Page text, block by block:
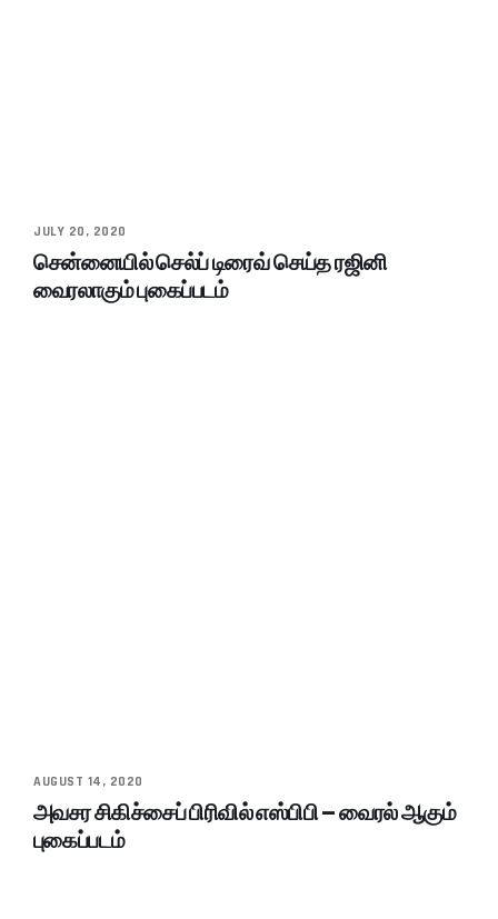
JULY 20, 2020
சென்னையில் செல்ப் டிரைவ் செய்த ரஜினி
வைரலாகும் புகைப்படம்
AUGUST 14, 2020
அவசர சிகிச்சைப் பிரிவில் எஸ்பிபி – வைரல் ஆகும்
புகைப்படம்